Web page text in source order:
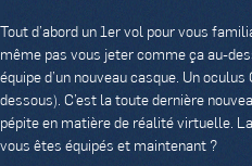
Tout d’abord un 1er vol pour vous
même pas vous jeter comme ça au-
équipe d’un nouveau casque. Un
dessous). C’est la toute dernière
pépite en matière de réalité virtuelle.
vous êtes équipés et maintenant ?